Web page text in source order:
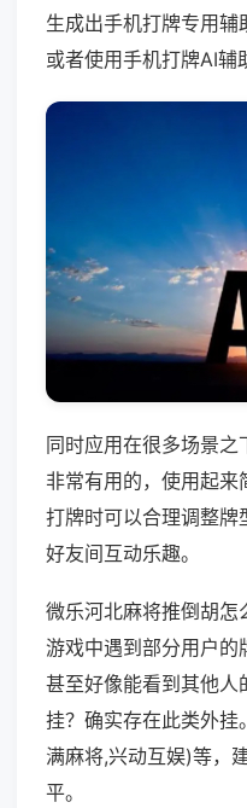
生成出手机打牌专用
或者使用手机打牌AI辅
同时应用在很多场景
非常有用的，使用起
打牌时可以合理调整牌
好友间互动乐趣。
微乐河北麻将推倒胡怎
游戏中遇到部分用户的
甚至好像能看到其他人
挂？确实存在此类外
满麻将,兴动互娱)等，
平。